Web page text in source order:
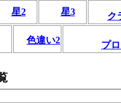
星2 星3 ク
色違い2 プ